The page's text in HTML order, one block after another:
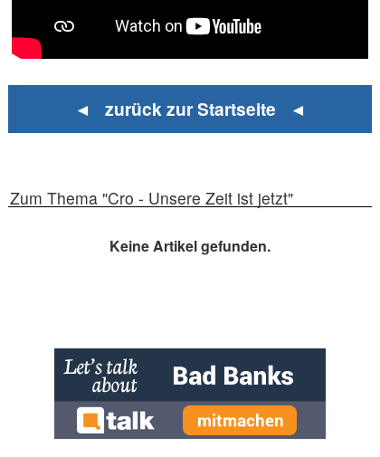
◄ zurück zur Startseite ◄
Zum Thema "Cro - Unsere Zeit ist jetzt"
Keine Artikel gefunden.